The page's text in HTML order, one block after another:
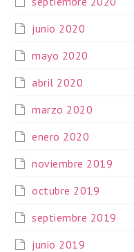
junio 2020
mayo 2020
abril 2020
marzo 2020
enero 2020
noviembre 2019
octubre 2019
septiembre 2019
junio 2019